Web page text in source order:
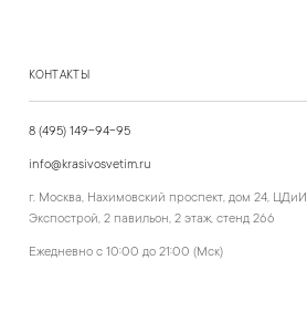
КОНТАКТЫ
8 (495) 149-94-95
info@krasivosvetim.ru
г. Москва, Нахимовский проспект, дом 24, ЦДиИ
Экспострой, 2 павильон, 2 этаж, стенд 266
Ежедневно с 10:00 до 21:00 (Мск)